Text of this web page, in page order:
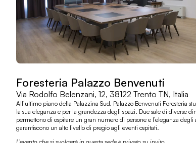
Foresteria Palazzo Benvenuti
Via Rodolfo Belenzani, 12, 38122 Trento TN, Italia
All’ultimo piano della Palazzina Sud, Palazzo Benvenuti Foresteria
la sua eleganza e per la grandezza degli spazi. Due sale di diverse
permettono di ospitare un gran numero di persone e l’eleganza degli
garantiscono un alto livello di pregio agli eventi ospitati.